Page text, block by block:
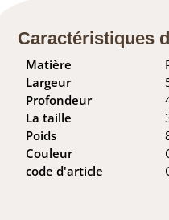
Caractéristiques
Matière
Largeur
Profondeur
La taille
Poids
Couleur
code d'article